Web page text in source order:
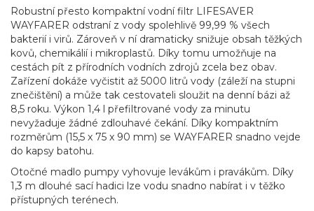
Robustní přesto kompaktní vodní filtr LIFESAVER
WAYFARER odstraní z vody spolehlivě 99,99 % všech
bakterií i virů. Zároveň v ní dramaticky snižuje obsah těžkých
kovů, chemikálií i mikroplastů. Díky tomu umožňuje na
cestách pít z přírodních vodních zdrojů zcela bez obav.
Zařízení dokáže vyčistit až 5000 litrů vody (záleží na stupni
znečištění) a může tak cestovateli sloužit na denní bázi až
8,5 roku. Výkon 1,4 l přefiltrované vody za minutu
nevyžaduje žádné zdlouhavé čekání. Díky kompaktním
rozměrům (15,5 x 75 x 90 mm) se WAYFARER snadno vejde
do kapsy batohu.
Otočné madlo pumpy vyhovuje levákům i pravákům. Díky
1,3 m dlouhé sací hadici lze vodu snadno nabírat i v těžko
přístupných terénech.